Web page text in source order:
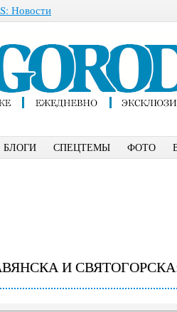
Новости
БЛОГИ СПЕЦТЕМЫ ФОТО
И